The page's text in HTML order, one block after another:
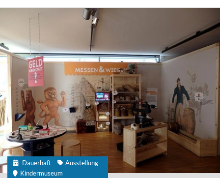
Dauerhaft
Ausstellung
Kindermuseum